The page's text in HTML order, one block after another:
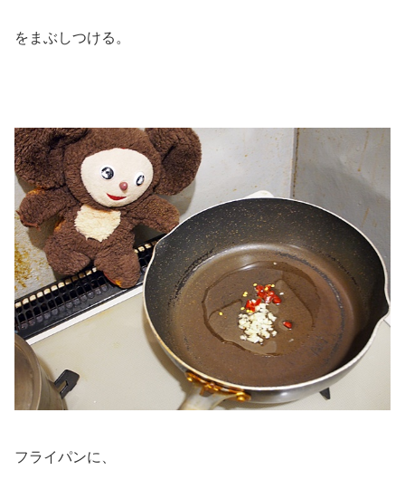
をまぶしつける。
フライパンに、